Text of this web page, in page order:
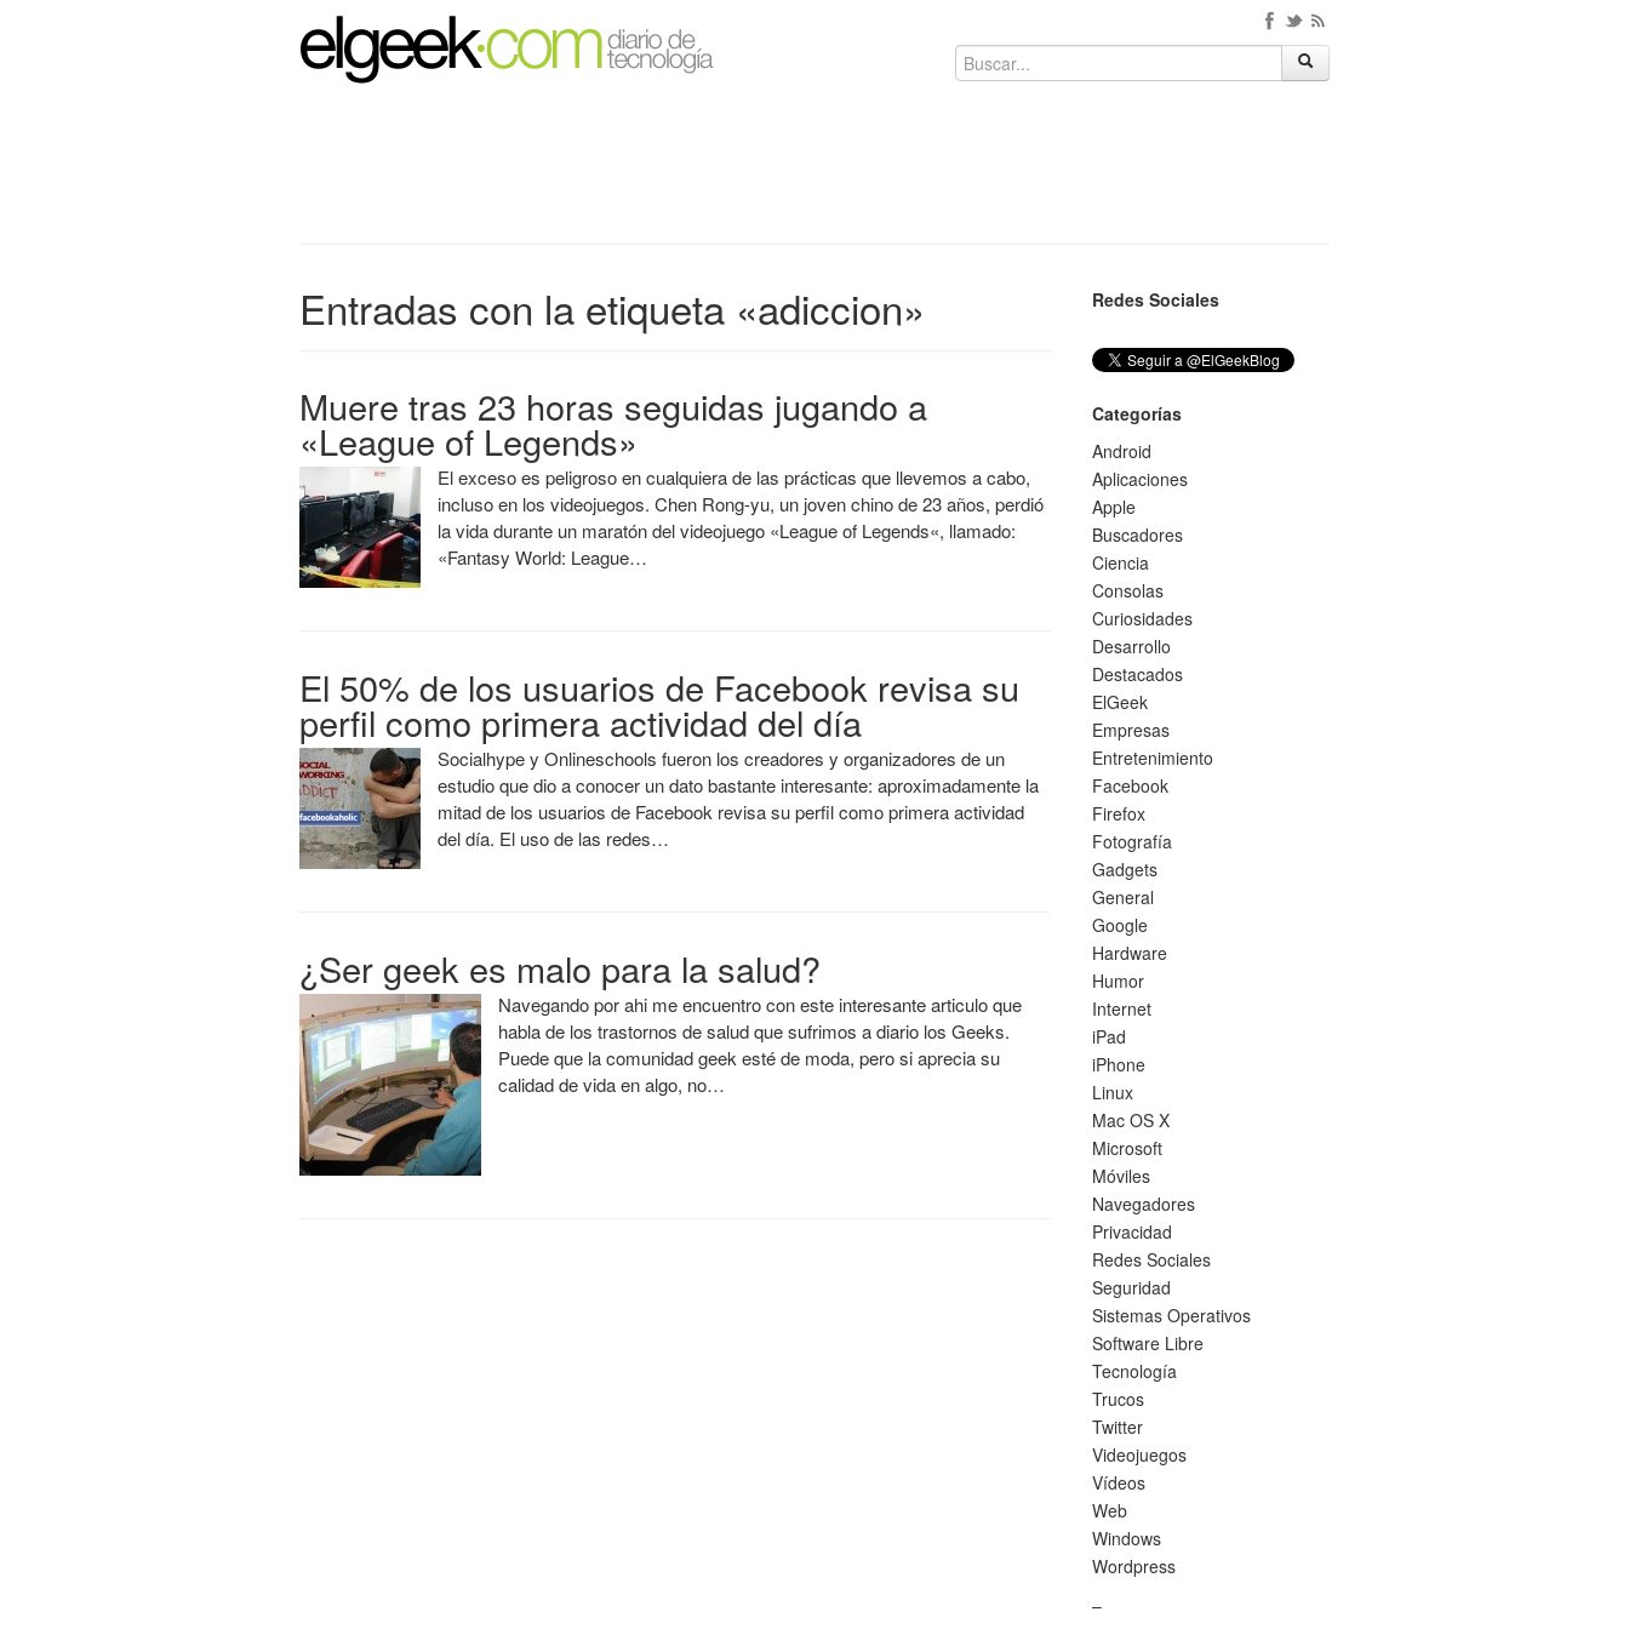
Entradas con la etiqueta «adiccion»
Muere tras 23 horas seguidas jugando a
«League of Legends»
El exceso es peligroso en cualquiera de las prácticas que llevemos a cabo,
incluso en los videojuegos. Chen Rong-yu, un joven chino de 23 años, perdió
la vida durante un maratón del videojuego «League of Legends«, llamado:
«Fantasy World: League…
El 50% de los usuarios de Facebook revisa su
perfil como primera actividad del día
Socialhype y Onlineschools fueron los creadores y organizadores de un
estudio que dio a conocer un dato bastante interesante: aproximadamente la
mitad de los usuarios de Facebook revisa su perfil como primera actividad
del día. El uso de las redes…
¿Ser geek es malo para la salud?
Navegando por ahi me encuentro con este interesante articulo que
habla de los trastornos de salud que sufrimos a diario los Geeks.
Puede que la comunidad geek esté de moda, pero si aprecia su
calidad de vida en algo, no…
Redes Sociales
Categorías
Android
Aplicaciones
Apple
Buscadores
Ciencia
Consolas
Curiosidades
Desarrollo
Destacados
ElGeek
Empresas
Entretenimiento
Facebook
Firefox
Fotografía
Gadgets
General
Google
Hardware
Humor
Internet
iPad
iPhone
Linux
Mac OS X
Microsoft
Móviles
Navegadores
Privacidad
Redes Sociales
Seguridad
Sistemas Operativos
Software Libre
Tecnología
Trucos
Twitter
Videojuegos
Vídeos
Web
Windows
Wordpress
–